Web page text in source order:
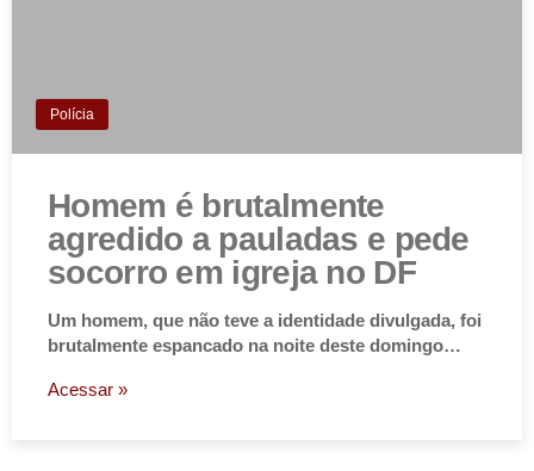
Polícia
Homem é brutalmente
agredido a pauladas e pede
socorro em igreja no DF
Um homem, que não teve a identidade divulgada, foi
brutalmente espancado na noite deste domingo…
Acessar »